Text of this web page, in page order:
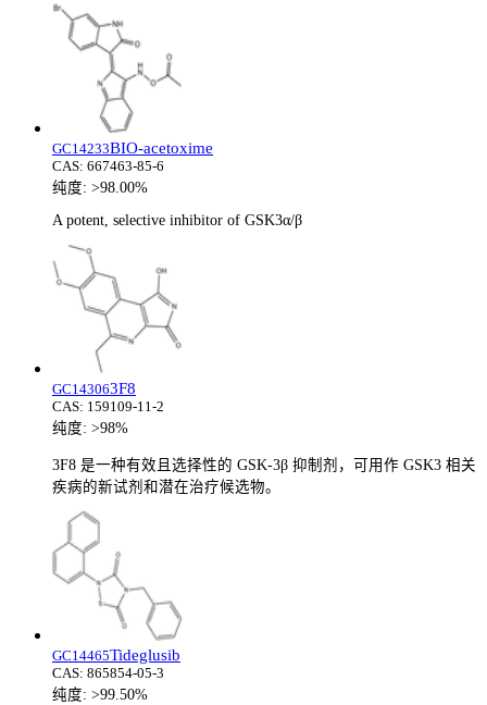
GC14233BIO-acetoxime
CAS: 667463-85-6
纯度: >98.00%
A potent, selective inhibitor of GSK3α/β
GC143063F8
CAS: 159109-11-2
纯度: >98%
3F8 是一种有效且选择性的 GSK-3β 抑制剂，可用作 GSK3 相关
疾病的新试剂和潜在治疗候选物。
GC14465Tideglusib
CAS: 865854-05-3
纯度: >99.50%